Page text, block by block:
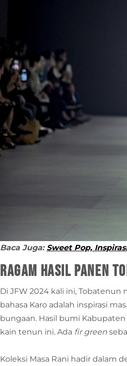
Baca Juga: Sweet Pop,
Ragam Hasil Panen
Di JFW 2024 kali ini,
bahasa Karo adalah inspirasi
bungaan. Hasil bumi
kain tenun ini. Ada fir green
Koleksi Masa Rani hadir dalam